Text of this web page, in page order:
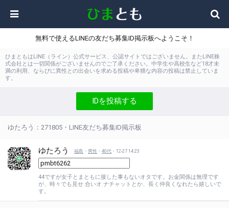
無料で使えるLINEの友だち募集ID掲示板へようこそ！
ひまともはLINE（ライン）公式サービス、公認サイトではございません。またLINE株
式会社とは一切関係がございませんのでご了承ください。中学生や高校生など18才未
満の利用、ならびに異性との出会いを求める投稿や卑猥な内容の投稿は禁止していま
す。
IDを投稿する
ゆたろう：271805・LINE友だち募集ID掲示板
ゆたろう 福島 ・ 男性 ・ 40代 ・12-27 14:23
44ですが女子とまともに接した事もないオタです。お金関係は無理です
が、時々でも見せ.合いオ.ナチャットとか、長く仲良くなれたら嬉しいで
す。